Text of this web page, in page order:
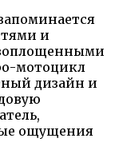
и
мотоцикл
дизайн и
ощущения